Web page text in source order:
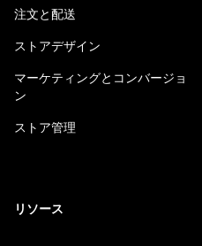
注文と配送
ストアデザイン
マーケティングとコンバージョ
ン
ストア管理
リソース